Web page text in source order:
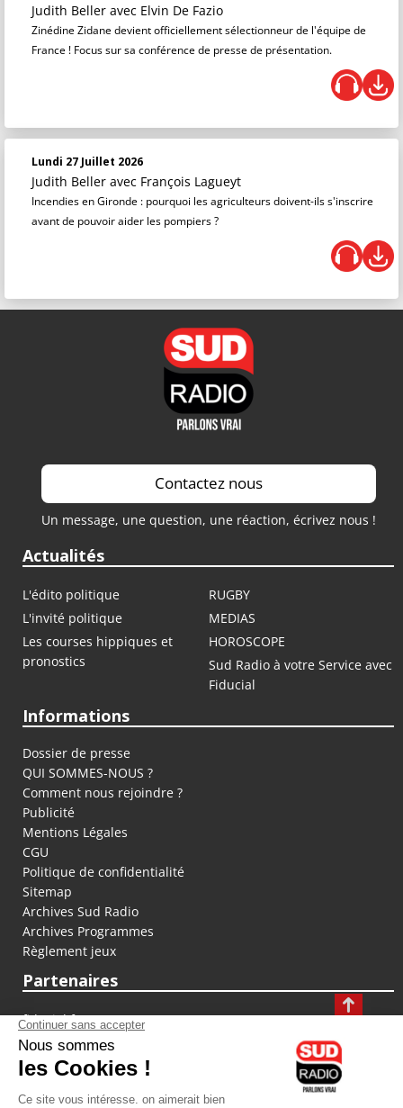
Judith Beller avec Elvin De Fazio
Zinédine Zidane devient officiellement sélectionneur de l'équipe de
France ! Focus sur sa conférence de presse de présentation.
Lundi 27 Juillet 2026
Judith Beller avec François Lagueyt
Incendies en Gironde : pourquoi les agriculteurs doivent-ils s'inscrire
avant de pouvoir aider les pompiers ?
Contactez nous
Un message, une question, une réaction, écrivez nous !
Actualités
L'édito politique
RUGBY
L'invité politique
MEDIAS
Les courses hippiques et
pronostics
HOROSCOPE
Sud Radio à votre Service avec
Fiducial
Informations
Dossier de presse
QUI SOMMES-NOUS ?
Comment nous rejoindre ?
Publicité
Mentions Légales
CGU
Politique de confidentialité
Sitemap
Archives Sud Radio
Archives Programmes
Règlement jeux
Partenaires
fiducial.fr
lyoncapitale.fr
olympique-et-lyonnais.com
L'application Iphone / Android